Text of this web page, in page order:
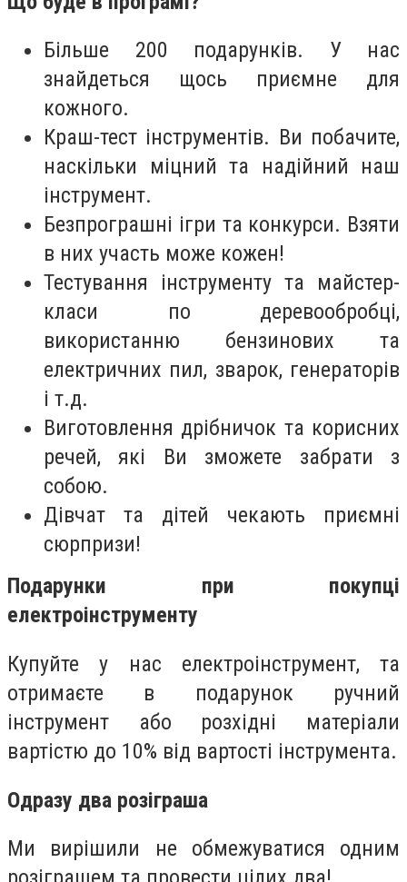
Більше 200 подарунків. У нас
знайдеться щось приємне для
кожного.
Краш-тест інструментів. Ви побачите,
наскільки міцний та надійний наш
інструмент.
Безпрограшні ігри та конкурси. Взяти
в них участь може кожен!
Тестування інструменту та майстер-
класи по деревообробці,
використанню бензинових та
електричних пил, зварок, генераторів
і т.д.
Виготовлення дрібничок та корисних
речей, які Ви зможете забрати з
собою.
Дівчат та дітей чекають приємні
сюрпризи!
Подарунки при покупці
електроінструменту
Купуйте у нас електроінструмент, та
отримаєте в подарунок ручний
інструмент або розхідні матеріали
вартістю до 10% від вартості інструмента.
Одразу два розіграша
Ми вирішили не обмежуватися одним